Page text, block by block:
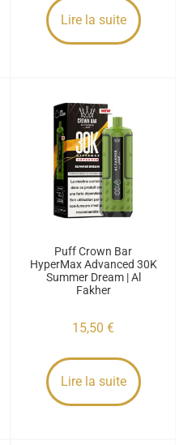
Lire la suite
Puff Crown Bar
HyperMax Advanced 30K
Summer Dream | Al
Fakher
15,50 €
Lire la suite